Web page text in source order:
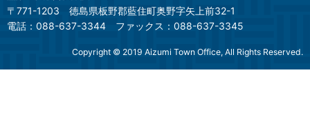
〒771-1203
徳島県板野郡藍住町奥野字矢上前32-1
電話：088-637-3344
ファックス：088-637-3345
Copyright © 2019 Aizumi Town Office, All Rights Reserved.